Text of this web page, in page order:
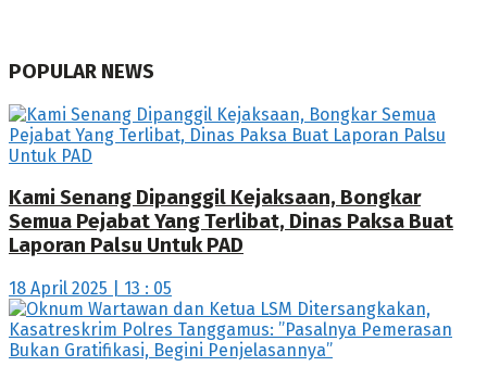
POPULAR NEWS
Kami Senang Dipanggil Kejaksaan, Bongkar
Semua Pejabat Yang Terlibat, Dinas Paksa Buat
Laporan Palsu Untuk PAD
18 April 2025 | 13 : 05